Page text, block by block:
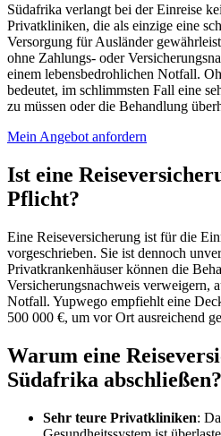
Südafrika verlangt bei der Einreise
Privatkliniken, die als einzige eine
Versorgung für Ausländer
ohne Zahlungs- oder
einem lebensbedrohlichen Notfall.
bedeutet, im schlimmsten Fall eine
zu müssen oder die Behandlung
Mein Angebot anfordern
Ist eine
Pflicht?
Eine Reiseversicherung ist für die
vorgeschrieben. Sie ist dennoch
Privatkrankenhäuser können die
Versicherungsnachweis verweigern,
Notfall. Yupwego empfiehlt eine
500 000 €, um vor Ort ausreichend
Warum eine
Südafrika abschließen?
Sehr teure Privatkliniken: